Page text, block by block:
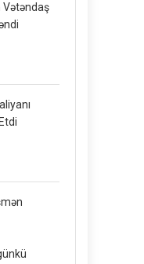
Vətəndaş